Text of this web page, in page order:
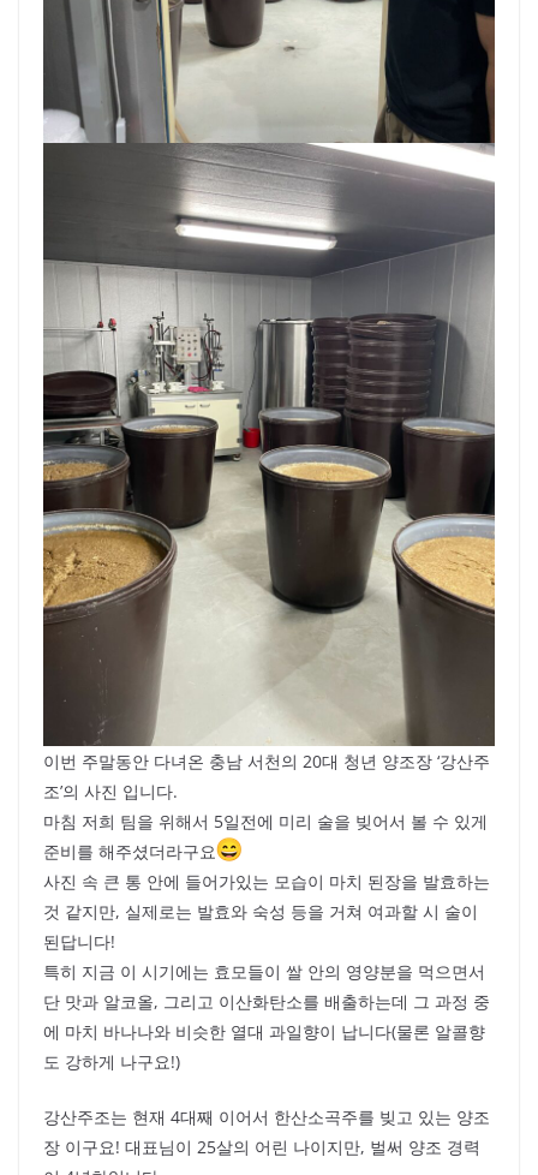
이번 주말동안 다녀온 충남 서천의 20대 청년 양조장 ‘강산주
조’의 사진 입니다.
마침 저희 팀을 위해서 5일전에 미리 술을 빚어서 볼 수 있게
준비를 해주셨더라구요
사진 속 큰 통 안에 들어가있는 모습이 마치 된장을 발효하는
것 같지만, 실제로는 발효와 숙성 등을 거쳐 여과할 시 술이
된답니다!
특히 지금 이 시기에는 효모들이 쌀 안의 영양분을 먹으면서
단 맛과 알코올, 그리고 이산화탄소를 배출하는데 그 과정 중
에 마치 바나나와 비슷한 열대 과일향이 납니다(물론 알콜향
도 강하게 나구요!)
강산주조는 현재 4대째 이어서 한산소곡주를 빚고 있는 양조
장 이구요! 대표님이 25살의 어린 나이지만, 벌써 양조 경력